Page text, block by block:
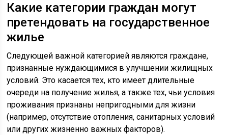
Какие категории граждан могут
претендовать на государственное
жилье
Следующей важной категорией являются граждане,
признанные нуждающимися в улучшении жилищных
условий. Это касается тех, кто имеет длительные
очереди на получение жилья, а также тех, чьи условия
проживания признаны непригодными для жизни
(например, отсутствие отопления, санитарных условий
или других жизненно важных факторов).